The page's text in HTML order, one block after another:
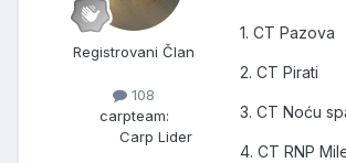
Registrovani Član
108
carpteam:
Carp Lider
1. CT Pazova
2. CT Pirati
3. CT Noću
4. CT RNP